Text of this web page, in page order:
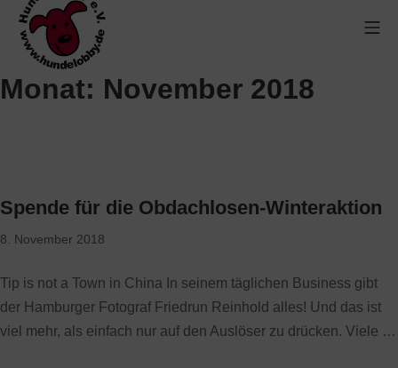
Monat: November 2018
Spende für die Obdachlosen-Winteraktion
8. November 2018
Tip is not a Town in China In seinem täglichen Business gibt
der Hamburger Fotograf Friedrun Reinhold alles! Und das ist
viel mehr, als einfach nur auf den Auslöser zu drücken. Viele …